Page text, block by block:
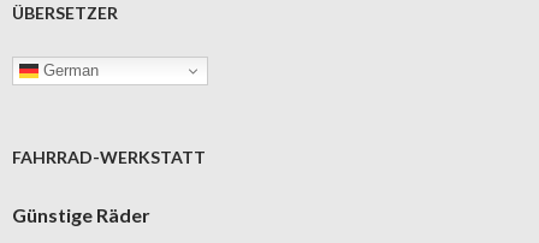
ÜBERSETZER
German
FAHRRAD-WERKSTATT
Günstige Räder